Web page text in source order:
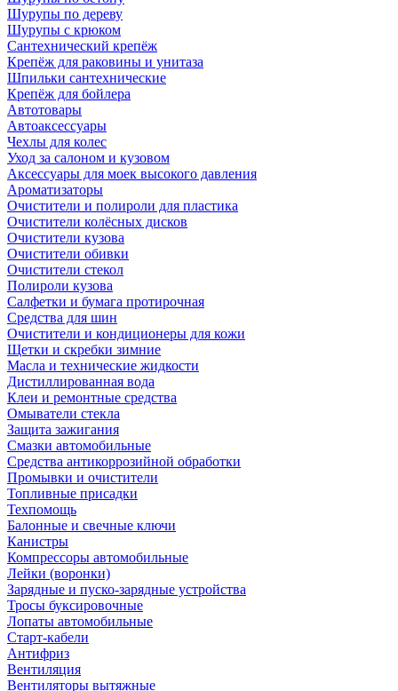
Шурупы по дереву
Шурупы с крюком
Сантехнический крепёж
Крепёж для раковины и унитаза
Шпильки сантехнические
Крепёж для бойлера
Автотовары
Автоаксессуары
Чехлы для колес
Уход за салоном и кузовом
Аксессуары для моек высокого давления
Ароматизаторы
Очистители и полироли для пластика
Очистители колёсных дисков
Очистители кузова
Очистители обивки
Очистители стекол
Полироли кузова
Салфетки и бумага протирочная
Средства для шин
Очистители и кондиционеры для кожи
Щетки и скребки зимние
Масла и технические жидкости
Дистиллированная вода
Клеи и ремонтные средства
Омыватели стекла
Защита зажигания
Смазки автомобильные
Средства антикоррозийной обработки
Промывки и очистители
Топливные присадки
Техпомощь
Балонные и свечные ключи
Канистры
Компрессоры автомобильные
Лейки (воронки)
Зарядные и пуско-зарядные устройства
Тросы буксировочные
Лопаты автомобильные
Старт-кабели
Антифриз
Вентиляция
Вентиляторы вытяжные